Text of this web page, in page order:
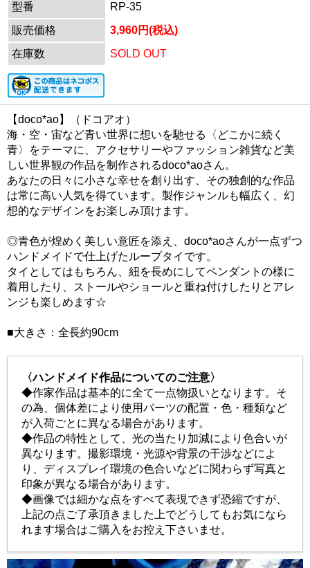
型番
RP-35
販売価格
3,960円(税込)
在庫数
SOLD OUT
【doco*ao】（ドコアオ）
海・空・宙など青い世界に想いを馳せる〈どこかに続く
青〉をテーマに、アクセサリーやファッション雑貨など美
しい世界観の作品を制作されるdoco*aoさん。
あなたの日々に小さな幸せを創り出す、その独創的な作品
は常に高い人気を得ています。製作ジャンルも幅広く、幻
想的なデザインをお楽しみ頂けます。
◎青色が煌めく美しい意匠を添え、doco*aoさんが一点ずつ
ハンドメイドで仕上げたループタイです。
タイとしてはもちろん、紐を長めにしてペンダントの様に
着用したり、ストールやショールと重ね付けしたりとアレ
ンジも楽しめます☆
■大きさ：全長約90cm
〈ハンドメイド作品についてのご注意〉
◆作家作品は基本的に全て一点物扱いとなります。そ
の為、個体差により使用パーツの配置・色・種類など
が入荷ごとに異なる場合があります。
◆作品の特性として、光の当たり加減により色合いが
異なります。撮影環境・光源や背景の干渉などによ
り、ディスプレイ環境の色合いなどに関わらず写真と
印象が異なる場合があります。
◆画像では細かな点をすべて表現できず恐縮ですが、
上記の点ご了承頂きました上でどうしてもお気になら
れます場合はご購入をお控え下さいませ。